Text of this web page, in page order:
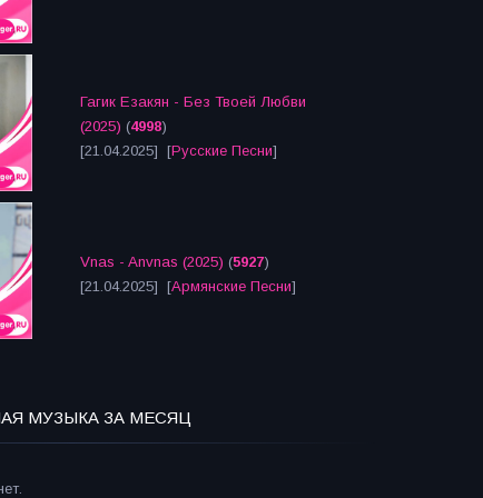
Гагик Езакян - Без Твоей Любви
(2025) (4998)
[21.04.2025] [Русские Песни]
Vnas - Anvnas (2025) (5927)
[21.04.2025] [Армянские Песни]
МУЗЫКА ЗА МЕСЯЦ